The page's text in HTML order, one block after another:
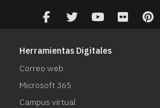
Herramientas Digitales
Correo web
Microsoft 365
Campus virtual